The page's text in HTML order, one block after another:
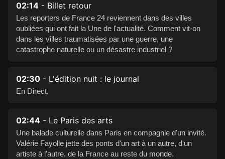
02:14 - Billet retour
Les reporters de France 24 reviennent dans des villes
oubliées qui ont fait la Une de l'actualité. Comment vit-on
dans les villes traumatisées par une guerre, une
catastrophe naturelle ou un désastre industriel ?
02:30 - L'édition nuit : le journal
En Direct.
02:44 - Le Paris des arts
Une balade culturelle dans Paris en compagnie d'un invité.
Valérie Fayolle jette des ponts d'un art à un autre, d'un
artiste à l'autre, de la France au reste du monde.